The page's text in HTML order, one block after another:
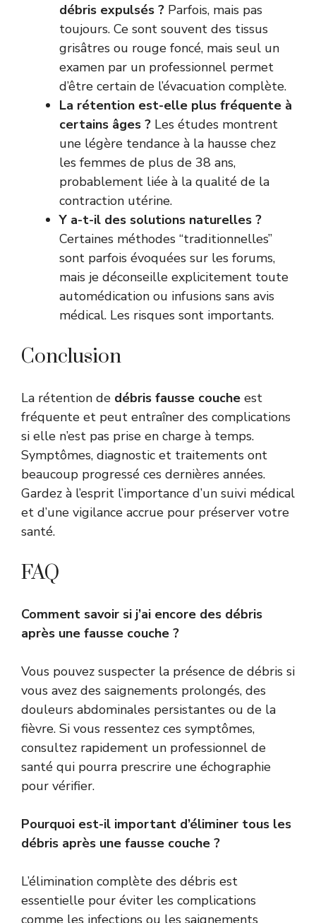
débris expulsés ? Parfois, mais pas
toujours. Ce sont souvent des tissus
grisâtres ou rouge foncé, mais seul un
examen par un professionnel permet
d’être certain de l’évacuation complète.
La rétention est-elle plus fréquente à
certains âges ? Les études montrent
une légère tendance à la hausse chez
les femmes de plus de 38 ans,
probablement liée à la qualité de la
contraction utérine.
Y a-t-il des solutions naturelles ?
Certaines méthodes “traditionnelles”
sont parfois évoquées sur les forums,
mais je déconseille explicitement toute
automédication ou infusions sans avis
médical. Les risques sont importants.
Conclusion
La rétention de débris fausse couche est
fréquente et peut entraîner des complications
si elle n’est pas prise en charge à temps.
Symptômes, diagnostic et traitements ont
beaucoup progressé ces dernières années.
Gardez à l’esprit l’importance d’un suivi médical
et d’une vigilance accrue pour préserver votre
santé.
FAQ
Comment savoir si j’ai encore des débris
après une fausse couche ?
Vous pouvez suspecter la présence de débris si
vous avez des saignements prolongés, des
douleurs abdominales persistantes ou de la
fièvre. Si vous ressentez ces symptômes,
consultez rapidement un professionnel de
santé qui pourra prescrire une échographie
pour vérifier.
Pourquoi est-il important d’éliminer tous les
débris après une fausse couche ?
L’élimination complète des débris est
essentielle pour éviter les complications
comme les infections ou les saignements